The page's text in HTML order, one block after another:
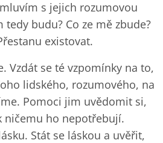
s jejich rozumovou
tedy budu? Co ze mě zbude?
existovat.
Vzdát se té vzpomínky na to,
lidského, rozumového, na
Pomoci jim uvědomit si,
ničemu ho nepotřebují.
Stát se láskou a uvěřit,